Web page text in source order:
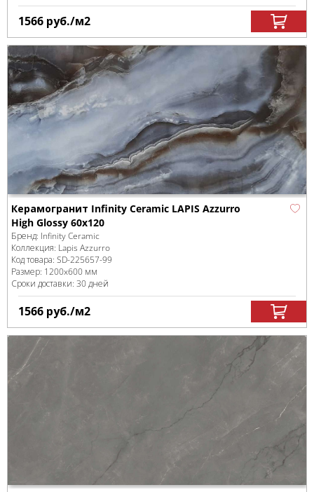
1566 руб./м2
Керамогранит Infinity Ceramic LAPIS Azzurro
High Glossy 60x120
Бренд: Infinity Ceramic
Коллекция: Lapis Azzurro
Код товара: SD-225657-99
Размер: 1200x600 мм
Сроки доставки: 30 дней
1566 руб./м2